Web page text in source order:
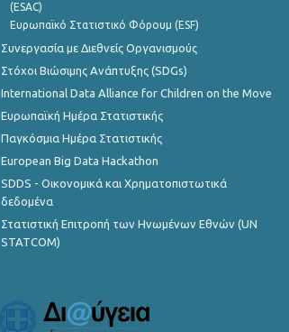
(ESAC)
Ευρωπαϊκό Στατιστικό Φόρουμ (ESF)
Συνεργασία με Διεθνείς Οργανισμούς
Στόχοι Βιώσιμης Ανάπτυξης (SDGs)
International Data Alliance for Children on the Move
Ευρωπαϊκή Ημέρα Στατιστικής
Παγκόσμια Ημέρα Στατιστικής
European Big Data Hackathon
SDDS - Οικονομικά και Χρηματοπιστωτικά
δεδομένα
Στατιστική Επιτροπή των Ηνωμένων Εθνών (UN
STATCOM)